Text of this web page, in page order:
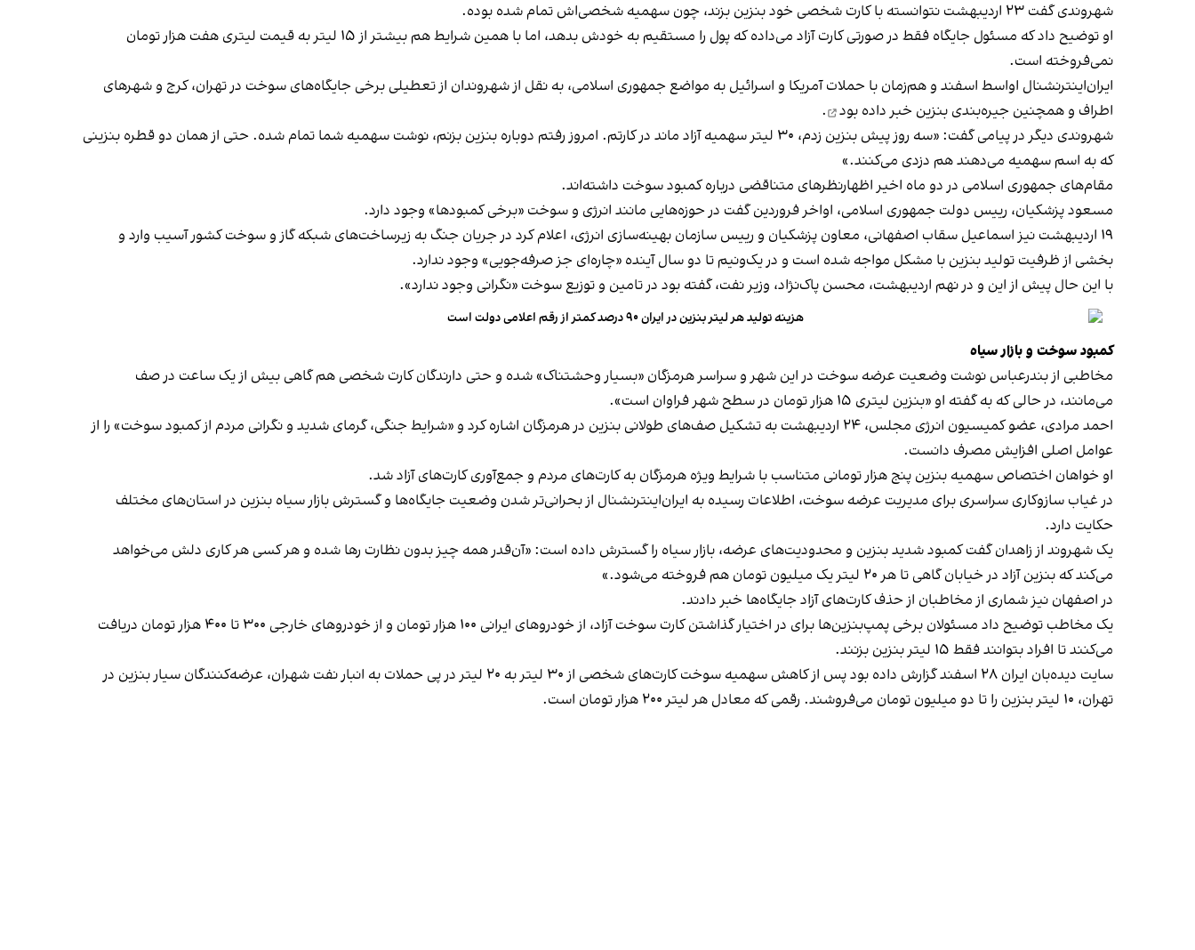
شهروندی گفت ۲۳ اردیبهشت نتوانسته با کارت شخصی خود بنزین بزند، چون سهمیه شخصی‌اش تمام شده بوده.
او توضیح داد که مسئول جایگاه فقط در صورتی کارت آزاد می‌داده که پول را مستقیم به خودش بدهد، اما با همین شرایط هم بیشتر از ۱۵ لیتر به قیمت لیتری هفت هزار تومان
نمی‌فروخته است.
ایران‌اینترنشنال اواسط اسفند و هم‌زمان با حملات آمریکا و اسرائیل به مواضع جمهوری اسلامی، به نقل از شهروندان از تعطیلی برخی جایگاه‌های سوخت در تهران، کرج و شهرهای
اطراف و همچنین جیره‌بندی بنزین خبر داده بود
.
شهروندی دیگر در پیامی گفت: «سه روز پیش بنزین زدم، ۳۰ لیتر سهمیه‌ آزاد ماند در کارتم. امروز رفتم دوباره بنزین بزنم، نوشت سهمیه‌ شما تمام شده. حتی از همان دو قطره بنزینی
که به اسم سهمیه می‌دهند هم دزدی می‌کنند.»
مقام‌های جمهوری اسلامی در دو ماه اخیر اظهار‌نظرهای متناقضی درباره کمبود سوخت داشته‌اند.
مسعود پزشکیان، رییس دولت جمهوری اسلامی، اواخر فروردین گفت در حوزه‌هایی مانند انرژی و سوخت «برخی کمبودها» وجود دارد.
۱۹ اردیبهشت نیز اسماعیل سقاب اصفهانی، معاون پزشکیان و رییس سازمان بهینه‌سازی انرژی، اعلام کرد در جریان جنگ به زیرساخت‌های شبکه گاز و سوخت کشور آسیب وارد و
بخشی از ظرفیت تولید بنزین با مشکل مواجه شده است و در یک‌ونیم تا دو سال آینده «چاره‌ای جز صرفه‌جویی» وجود ندارد.
با این حال پیش از این و در نهم اردیبهشت، محسن پاک‌نژاد، وزیر نفت، گفته بود در تامین و توزیع سوخت «نگرانی وجود ندارد».
هزینه تولید هر لیتر بنزین در ایران ۹۰ درصد کمتر از رقم اعلامی دولت است
کمبود سوخت و بازار سیاه
مخاطبی از بندرعباس نوشت وضعیت عرضه سوخت در این شهر و سراسر هرمزگان «بسیار وحشتناک» شده و حتی دارندگان کارت شخصی هم گاهی بیش از یک ساعت در صف
می‌مانند، در حالی که به گفته او «بنزین لیتری ۱۵ هزار تومان در سطح شهر فراوان است».
احمد مرادی، عضو کمیسیون انرژی مجلس، ۲۴ اردیبهشت به تشکیل صف‌های طولانی بنزین در هرمزگان اشاره کرد و «شرایط جنگی، گرمای شدید و نگرانی مردم از کمبود سوخت» را از
عوامل اصلی افزایش مصرف دانست.
او خواهان اختصاص سهمیه بنزین پنج هزار تومانی متناسب با شرایط ویژه هرمزگان به کارت‌های مردم و جمع‌آوری کارت‌های آزاد شد.
در غیاب سازوکاری سراسری برای مدیریت عرضه سوخت، اطلاعات رسیده به ایران‌اینترنشنال از بحرانی‌تر شدن وضعیت جایگاه‌ها و گسترش بازار سیاه بنزین در استان‌های مختلف
حکایت دارد.
یک شهروند از زاهدان گفت کمبود شدید بنزین و محدودیت‌های عرضه، بازار سیاه را گسترش داده است: «آن‌قدر همه چیز بدون نظارت رها شده و هر کسی هر کاری دلش می‌خواهد
می‌کند که بنزین آزاد در خیابان گاهی تا هر ۲۰ لیتر یک میلیون تومان هم فروخته می‌شود.»
در اصفهان نیز شماری از مخاطبان از حذف کارت‌های آزاد جایگاه‌ها خبر دادند.
یک مخاطب توضیح داد مسئولان برخی پمپ‌بنزین‌ها برای در اختیار گذاشتن کارت سوخت آزاد، از خودروهای ایرانی ۱۰۰ هزار تومان و از خودروهای خارجی ۳۰۰ تا ۴۰۰ هزار تومان دریافت
می‌کنند تا افراد بتوانند فقط ۱۵ لیتر بنزین بزنند.
سایت دیده‌بان ایران ۲۸ اسفند گزارش داده بود پس از کاهش سهمیه سوخت کارت‌های شخصی از ۳۰ لیتر به ۲۰ لیتر در پی حملات به انبار نفت شهران، عرضه‌کنندگان سیار بنزین در
تهران، ۱۰ لیتر بنزین را تا دو میلیون تومان می‌فروشند. رقمی که معادل هر لیتر ۲۰۰ هزار تومان است.